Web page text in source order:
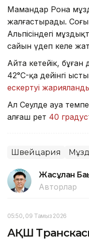
Мамандар Рона
жалғастырады.
Альпісіндегі
сайын үдеп келе
Айта кетейік, бұған
42°C-қа дейінгі
ескертуі
Ал Сеулде ауа
алғаш рет 40
Швейцария
Жасұлан
Авторлар
05:50, 09 Тамыз 2026
АҚШ